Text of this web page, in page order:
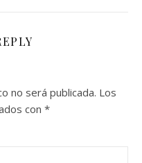
no será publicada. Los
con *